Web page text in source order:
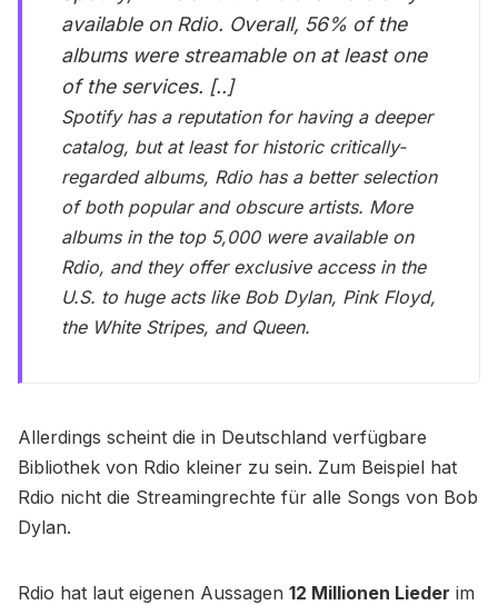
available on Rdio. Overall, 56% of the
albums were streamable on at least one
of the services. [..]
Spotify has a reputation for having a deeper
catalog, but at least for historic critically-
regarded albums, Rdio has a better selection
of both popular and obscure artists. More
albums in the top 5,000 were available on
Rdio, and they offer exclusive access in the
U.S. to huge acts like Bob Dylan, Pink Floyd,
the White Stripes, and Queen.
Allerdings scheint die in Deutschland verfügbare
Bibliothek von Rdio kleiner zu sein. Zum Beispiel hat
Rdio nicht die Streamingrechte für alle Songs von Bob
Dylan.
Rdio hat laut eigenen Aussagen 12 Millionen Lieder im